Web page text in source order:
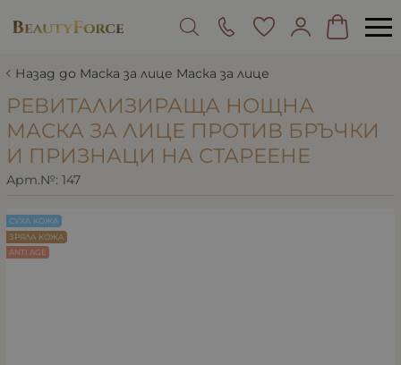
Назад до Маска за лице Маска за лице
РЕВИТАЛИЗИРАЩА НОЩНА
МАСКА ЗА ЛИЦЕ ПРОТИВ БРЪЧКИ
И ПРИЗНАЦИ НА СТАРЕЕНЕ
Арт.№: 147
СУХА КОЖА
ЗРЯЛА КОЖА
ANTI AGE